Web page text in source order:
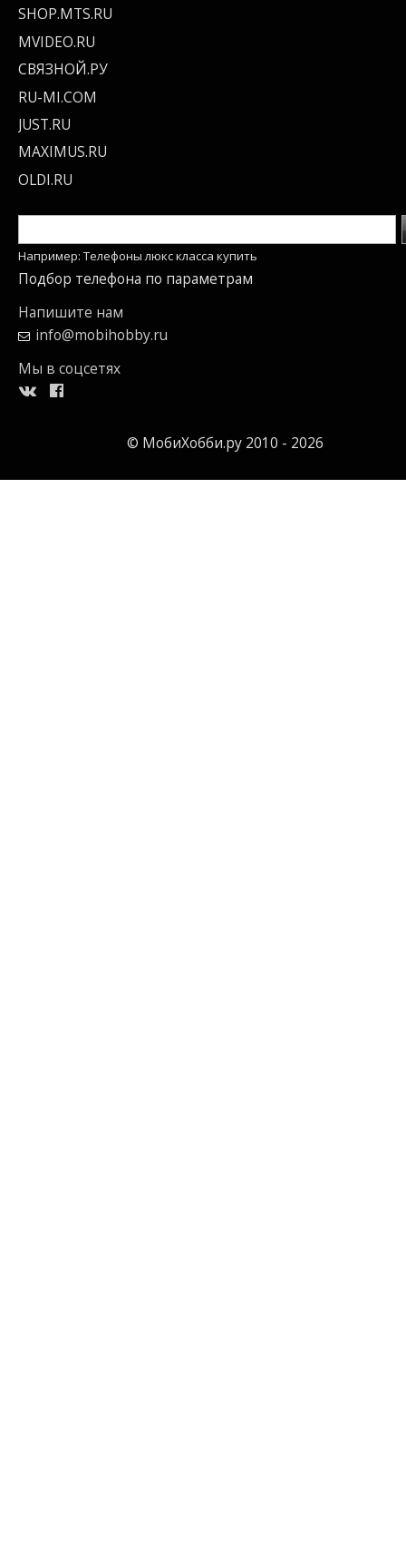
SHOP.MTS.RU
MVIDEO.RU
СВЯЗНОЙ.РУ
RU-MI.COM
JUST.RU
MAXIMUS.RU
OLDI.RU
Например: Телефоны люкс класса купить
Подбор телефона по параметрам
Напишите нам
info@mobihobby.ru
Мы в соцсетях
© МобиХобби.ру 2010 - 2026